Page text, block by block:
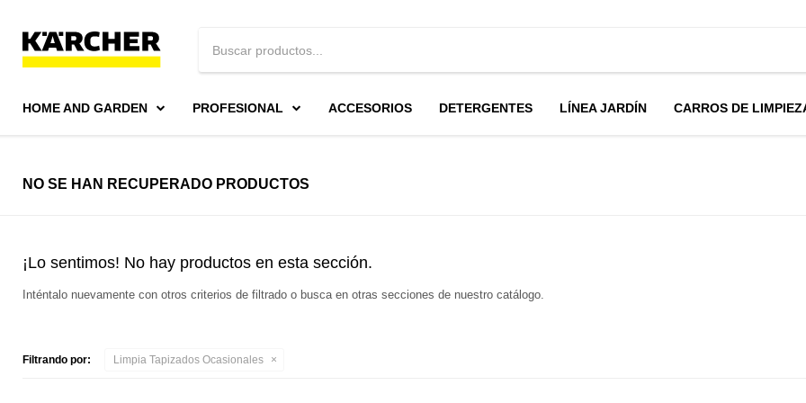
HOME AND GARDEN PROFESIONAL ACCESORIOS DETERGENTES LÍNEA JARDÍN CARROS DE
NO SE HAN RECUPERADO PRODUCTOS
¡Lo sentimos! No hay productos en esta sección.
Inténtalo nuevamente con otros criterios de filtrado o busca en otras secciones de nuestro catálogo.
Filtrando por: Limpia Tapizados Ocasionales